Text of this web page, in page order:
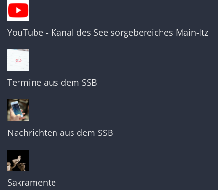
YouTube - Kanal des Seelsorgebereiches Main-Itz
Termine aus dem SSB
Nachrichten aus dem SSB
Sakramente